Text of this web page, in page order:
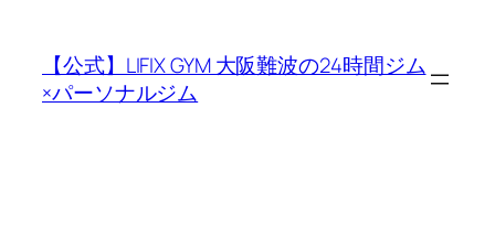
【公式】LIFIX GYM 大阪難波の24時間ジム
×パーソナルジム